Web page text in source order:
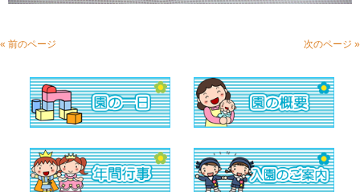
« 前のページ 次のページ »